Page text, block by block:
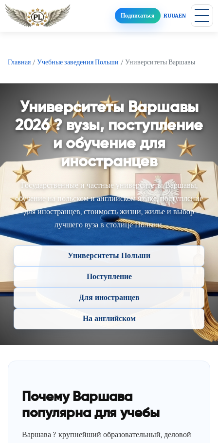
Подписаться RUUAEN
Главная / Учебные заведения Польши / Университеты Варшавы
Университеты Варшавы
2026 ? вузы, поступление
и обучение для
иностранцев
Государственные и частные университеты Варшавы,
обучение на польском и английском языке, поступление
для иностранцев, стоимость жизни, жилье и выбор
лучшего вуза в столице Польши.
Университеты Польши
Поступление
Для иностранцев
На английском
Почему Варшава
популярна для учебы
Варшава ? крупнейший образовательный, деловой